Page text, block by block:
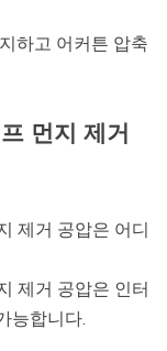
하고 어커튼 압축
먼지 제거
제거 공압은 어디
제거 공압은 인터
능합니다.